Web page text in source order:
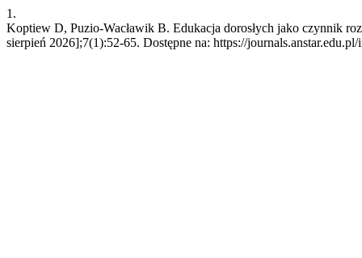
1.
Koptiew D, Puzio-Wacławik B. Edukacja dorosłych jako czynnik
sierpień 2026];7(1):52-65. Dostępne na: https://